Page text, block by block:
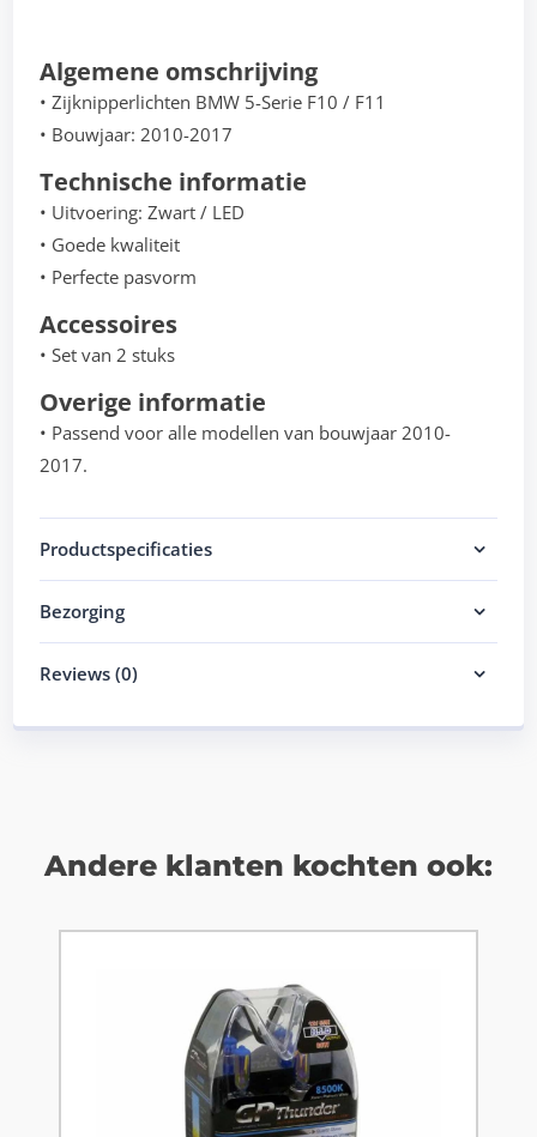
Algemene omschrijving
• Zijknipperlichten BMW 5-Serie F10 / F11
• Bouwjaar: 2010-2017
Technische informatie
• Uitvoering: Zwart / LED
• Goede kwaliteit
• Perfecte pasvorm
Accessoires
• Set van 2 stuks
Overige informatie
• Passend voor alle modellen van bouwjaar 2010-
2017.
Productspecificaties
Bezorging
Reviews (0)
Andere klanten kochten ook: